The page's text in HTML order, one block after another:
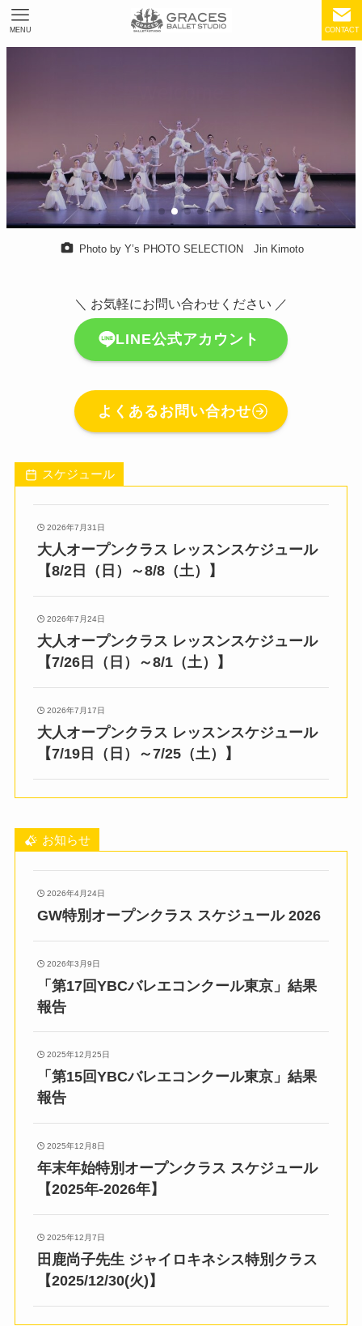
CONTACT
MENU
グレーシズバレエスタジオにようこそ
About us
About us
Photo by Y’s PHOTO SELECTION Jin Kimoto
＼ お気軽にお問い合わせください ／
LINE公式アカウント
よくあるお問い合わせ
スケジュール
2026年7月31日
大人オープンクラス レッスンスケジュール
【8/2日（日）～8/8（土）】
2026年7月24日
大人オープンクラス レッスンスケジュール
【7/26日（日）～8/1（土）】
2026年7月17日
大人オープンクラス レッスンスケジュール
【7/19日（日）～7/25（土）】
お知らせ
2026年4月24日
GW特別オープンクラス スケジュール 2026
2026年3月9日
「第17回YBCバレエコンクール東京」結果
報告
2025年12月25日
「第15回YBCバレエコンクール東京」結果
報告
2025年12月8日
年末年始特別オープンクラス スケジュール
【2025年-2026年】
2025年12月7日
田鹿尚子先生 ジャイロキネシス特別クラス
【2025/12/30(火)】